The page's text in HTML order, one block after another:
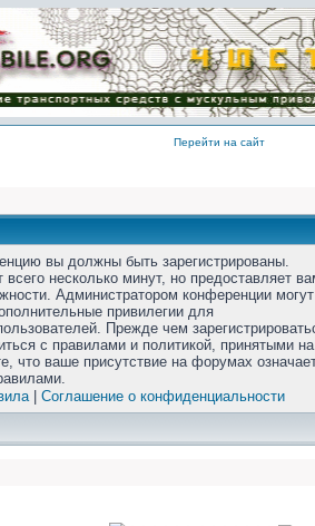
Перейти на сайт
вы должны быть зарегистрированы.
всего несколько минут, но предоставляет
Администратором конференции
привилегии для
Прежде чем
с правилами и политикой, принятыми на
что ваше присутствие на форумах
| Соглашение о конфиденциальности